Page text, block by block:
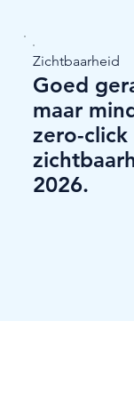
Zichtbaarheid
Goed
maar
zero-
2026.